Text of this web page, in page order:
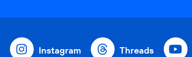
Instagram Threads